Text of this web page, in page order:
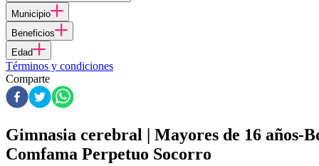
Municipio
Beneficios
Edad
Términos y condiciones
Comparte
Gimnasia cerebral | Mayores de 16 años-
Comfama Perpetuo Socorro